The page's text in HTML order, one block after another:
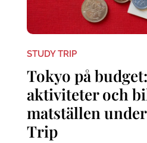
STUDY TRIP
Tokyo på
aktiviteter och
matställen
Trip